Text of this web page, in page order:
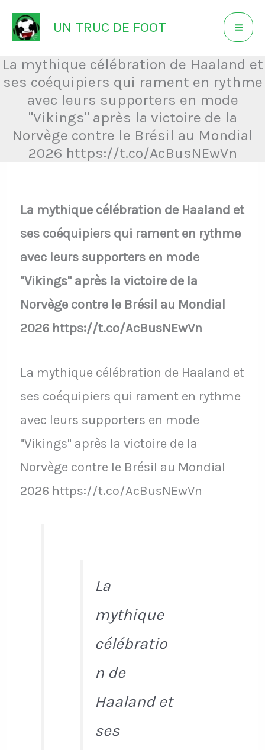
Aller
au
contenu
UN TRUC DE FOOT
La mythique célébration de Haaland et
ses coéquipiers qui rament en rythme
avec leurs supporters en mode
"Vikings" après la victoire de la
Norvège contre le Brésil au Mondial
2026 https://t.co/AcBusNEwVn
La mythique célébration de Haaland et
ses coéquipiers qui rament en rythme
avec leurs supporters en mode
"Vikings" après la victoire de la
Norvège contre le Brésil au Mondial
2026 https://t.co/AcBusNEwVn
La mythique célébration de Haaland et
ses coéquipiers qui rament en rythme
avec leurs supporters en mode
"Vikings" après la victoire de la
Norvège contre le Brésil au Mondial
2026 https://t.co/AcBusNEwVn
La
mythique
célébratio
n de
Haaland et
ses